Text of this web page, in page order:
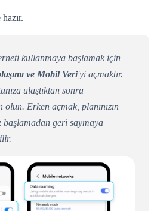
kullanmaya başlamak için
ve Mobil Veri'yi açmaktır.
ulaştıktan sonra
Erken açmak, planınızın
geri saymaya